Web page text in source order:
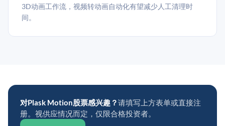
3D动画工作流，视频转动画自动化有望减少人工清理时
间。
对Plask Motion股票感兴趣？请填写上方表单或直接注
册。视供应情况而定，仅限合格投资者。